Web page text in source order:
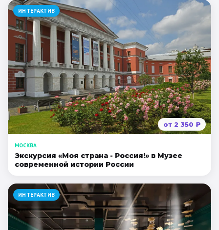
ИНТЕРАКТИВ
от 2 350 ₽
МОСКВА
Экскурсия «Моя страна - Россия!» в Музее
современной истории России
ИНТЕРАКТИВ